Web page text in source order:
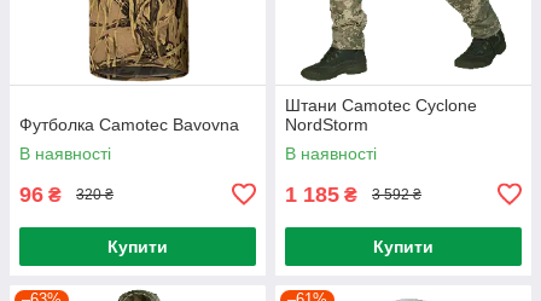
Футболка Camotec Bavovna
В наявності
96 ₴ 320 ₴
Купити
Штани Camotec Cyclone
NordStorm
В наявності
1 185 ₴ 3 592 ₴
Купити